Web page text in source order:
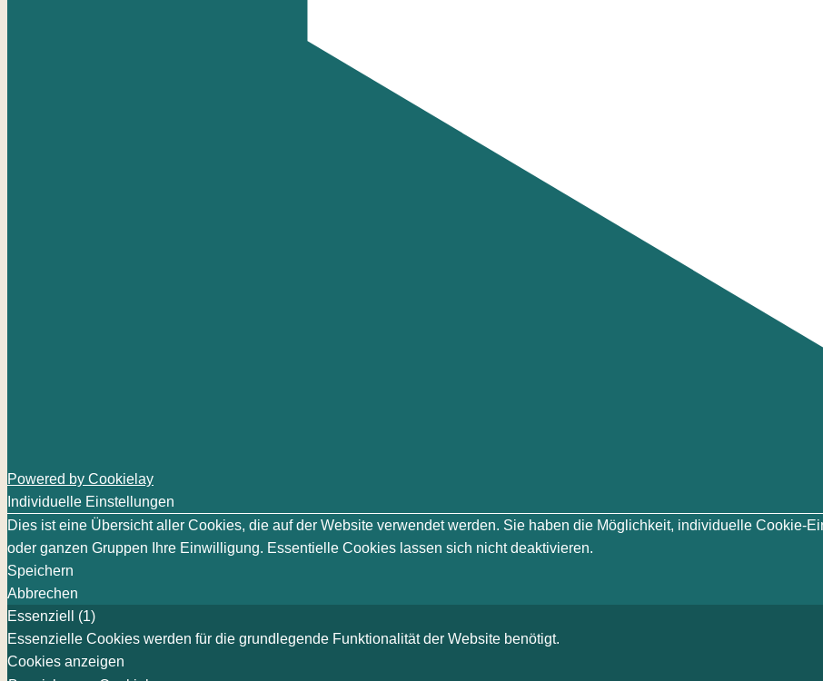
Powered by Cookielay
Individuelle Einstellungen
Dies ist eine Übersicht aller Cookies, die auf der Website verwendet werden. Sie haben die Möglichkeit, individuelle Cookie-
oder ganzen Gruppen Ihre Einwilligung. Essentielle Cookies lassen sich nicht deaktivieren.
Speichern
Abbrechen
Essenziell (1)
Essenzielle Cookies werden für die grundlegende Funktionalität der Website benötigt.
Cookies anzeigen